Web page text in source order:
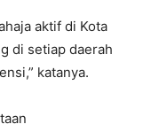
aktif di Kota
di setiap daerah
katanya.